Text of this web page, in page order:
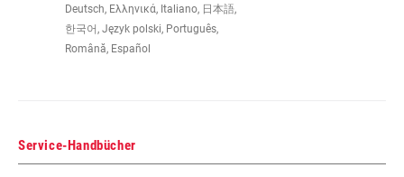
Deutsch, Ελληνικά, Italiano, 日本語,
한국어, Język polski, Português,
Română, Español
Service-Handbücher